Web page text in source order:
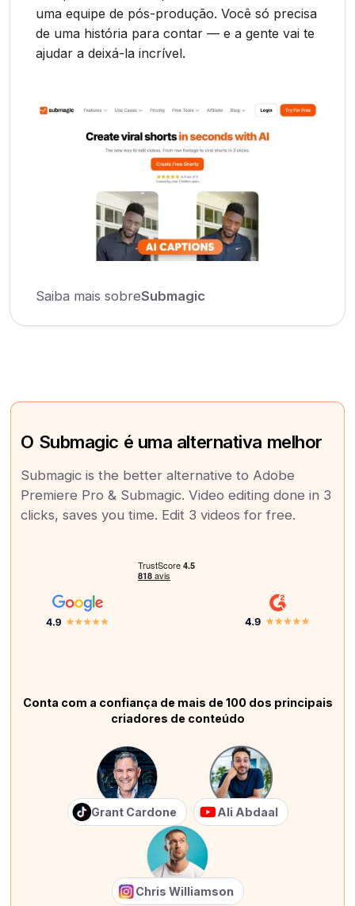
uma equipe de pós-produção. Você só precisa
de uma história para contar — e a gente vai te
ajudar a deixá-la incrível.
Saiba mais sobreSubmagic
O Submagic é uma alternativa melhor
Submagic is the better alternative to Adobe
Premiere Pro & Submagic. Video editing done in 3
clicks, saves you time. Edit 3 videos for free.
Conta com a confiança de mais de 100 dos principais
criadores de conteúdo
Grant Cardone Ali Abdaal
Chris Williamson